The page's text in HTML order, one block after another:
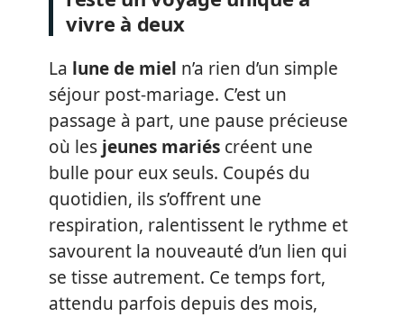
vivre à deux
La lune de miel n’a rien d’un simple
séjour post-mariage. C’est un
passage à part, une pause précieuse
où les jeunes mariés créent une
bulle pour eux seuls. Coupés du
quotidien, ils s’offrent une
respiration, ralentissent le rythme et
savourent la nouveauté d’un lien qui
se tisse autrement. Ce temps fort,
attendu parfois depuis des mois,